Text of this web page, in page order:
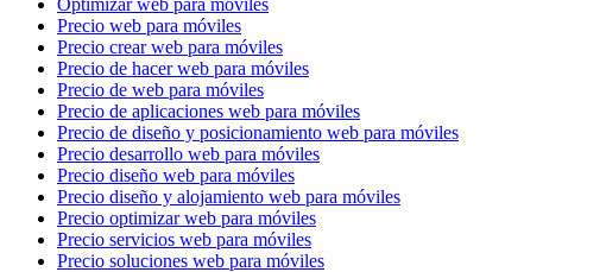
Optimizar web para móviles
Precio web para móviles
Precio crear web para móviles
Precio de hacer web para móviles
Precio de web para móviles
Precio de aplicaciones web para móviles
Precio de diseño y posicionamiento web para móviles
Precio desarrollo web para móviles
Precio diseño web para móviles
Precio diseño y alojamiento web para móviles
Precio optimizar web para móviles
Precio servicios web para móviles
Precio soluciones web para móviles